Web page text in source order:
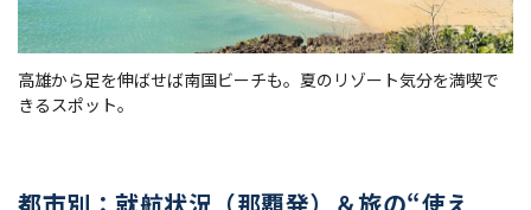
高雄から足を伸ばせば南国ビーチも。夏のリゾート気分を満喫で
きるスポット。